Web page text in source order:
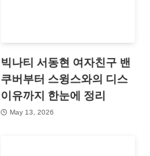
빅나티 서동현 여자친구 밴
쿠버부터 스윙스와의 디스
이유까지 한눈에 정리
May 13, 2026